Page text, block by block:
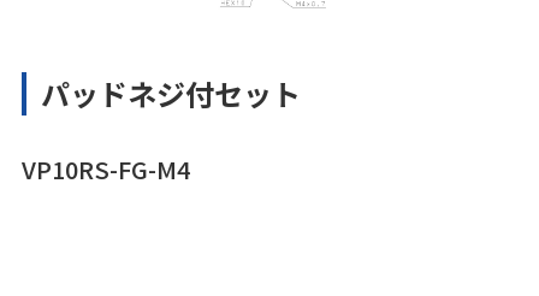
パッドネジ付セット
VP10RS-FG-M4